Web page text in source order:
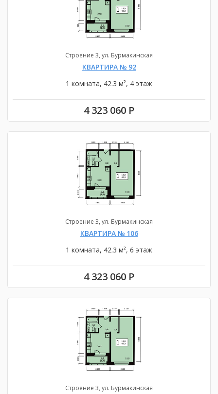
Строение 3, ул. Бурмакинская
КВАРТИРА № 92
1 комната, 42.3 м², 4 этаж
4 323 060 Р
Строение 3, ул. Бурмакинская
КВАРТИРА № 106
1 комната, 42.3 м², 6 этаж
4 323 060 Р
Строение 3, ул. Бурмакинская